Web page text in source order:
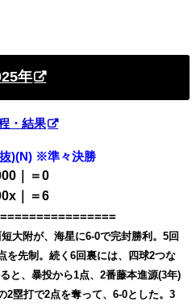
年
・結果
)(N) ※準々決勝
｜＝0
｜＝6
大附が、海星に6-0で完封勝利。5回
を先制。続く6回裏には、四球2つな
と、暴投から1点、2番藤本進源(3年)
2塁打で2点を奪って、6-0とした。3